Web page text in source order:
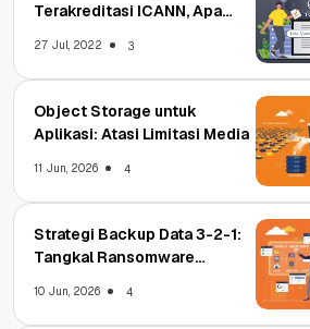
Terakreditasi ICANN, Apa
27 Jul, 2022 3
Object Storage untuk
Aplikasi: Atasi Limitasi Media
11 Jun, 2026 4
Strategi Backup Data 3-2-1:
Tangkal Ransomware
10 Jun, 2026 4